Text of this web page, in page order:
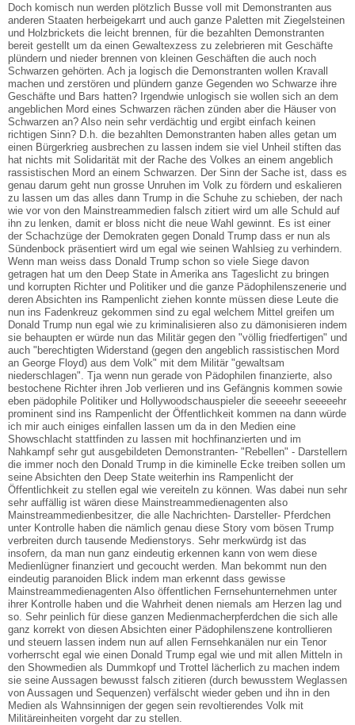
Doch komisch nun werden plötzlich Busse voll mit Demonstranten aus
anderen Staaten herbeigekarrt und auch ganze Paletten mit Ziegelsteinen
und Holzbrickets die leicht brennen, für die bezahlten Demonstranten
bereit gestellt um da einen Gewaltexzess zu zelebrieren mit Geschäfte
plündern und nieder brennen von kleinen Geschäften die auch noch
Schwarzen gehörten. Ach ja logisch die Demonstranten wollen Kravall
machen und zerstören und plündern ganze Gegenden wo Schwarze ihre
Geschäfte und Bars hatten? Irgendwie unlogisch sie wollen sich an dem
angeblichen Mord eines Schwarzen rächen zünden aber die Häuser von
Schwarzen an? Also nein sehr verdächtig und ergibt einfach keinen
richtigen Sinn? D.h. die bezahlten Demonstranten haben alles getan um
einen Bürgerkrieg ausbrechen zu lassen indem sie viel Unheil stiften das
hat nichts mit Solidarität mit der Rache des Volkes an einem angeblich
rassistischen Mord an einem Schwarzen. Der Sinn der Sache ist, dass es
genau darum geht nun grosse Unruhen im Volk zu fördern und eskalieren
zu lassen um das alles dann Trump in die Schuhe zu schieben, der nach
wie vor von den Mainstreammedien falsch zitiert wird um alle Schuld auf
ihn zu lenken, damit er bloss nicht die neue Wahl gewinnt. Es ist einer
der Schachzüge der Demokraten gegen Donald Trump dass er nun als
Sündenbock präsentiert wird um egal wie seinen Wahlsieg zu verhindern.
Wenn man weiss dass Donald Trump schon so viele Siege davon
getragen hat um den Deep State in Amerika ans Tageslicht zu bringen
und korrupten Richter und Politiker und die ganze Pädophilenszenerie und
deren Absichten ins Rampenlicht ziehen konnte müssen diese Leute die
nun ins Fadenkreuz gekommen sind zu egal welchem Mittel greifen um
Donald Trump nun egal wie zu kriminalisieren also zu dämonisieren indem
sie behaupten er würde nun das Militär gegen den "völlig friedfertigen" und
auch "berechtigten Widerstand (gegen den angeblich rassistischen Mord
an George Floyd) aus dem Volk" mit dem Militär "gewaltsam
niederschlagen". Tja wenn nun gerade von Pädophilen finanzierte, also
bestochene Richter ihren Job verlieren und ins Gefängnis kommen sowie
eben pädophile Politiker und Hollywoodschauspieler die seeeehr seeeeehr
prominent sind ins Rampenlicht der Öffentlichkeit kommen na dann würde
ich mir auch einiges einfallen lassen um da in den Medien eine
Showschlacht stattfinden zu lassen mit hochfinanzierten und im
Nahkampf sehr gut ausgebildeten Demonstranten- "Rebellen" - Darstellern
die immer noch den Donald Trump in die kiminelle Ecke treiben sollen um
seine Absichten den Deep State weiterhin ins Rampenlicht der
Öffentlichkeit zu stellen egal wie vereiteln zu können. Was dabei nun sehr
sehr auffällig ist wären diese Mainstreammedienagenten also
Mainstreammedienbesitzer, die alle Nachrichten- Darsteller- Pferdchen
unter Kontrolle haben die nämlich genau diese Story vom bösen Trump
verbreiten durch tausende Medienstorys. Sehr merkwürdg ist das
insofern, da man nun ganz eindeutig erkennen kann von wem diese
Medienlügner finanziert und gecoucht werden. Man bekommt nun den
eindeutig paranoiden Blick indem man erkennt dass gewisse
Mainstreammedienagenten Also öffentlichen Fernsehunternehmen unter
ihrer Kontrolle haben und die Wahrheit denen niemals am Herzen lag und
so. Sehr peinlich für diese ganzen Medienmacherpferdchen die sich alle
ganz korrekt von diesen Absichten einer Pädophilenszene kontrollieren
und steuern lassen indem nun auf allen Fernsehkanälen nur ein Tenor
vorherrscht egal wie einen Donald Trump egal wie und mit allen Mitteln in
den Showmedien als Dummkopf und Trottel lächerlich zu machen indem
sie seine Aussagen bewusst falsch zitieren (durch bewusstem Weglassen
von Aussagen und Sequenzen) verfälscht wieder geben und ihn in den
Medien als Wahnsinnigen der gegen sein revoltierendes Volk mit
Militäreinheiten vorgeht dar zu stellen.